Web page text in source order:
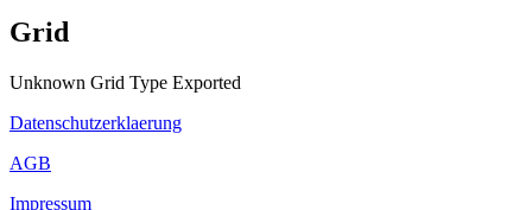
Grid
Unknown Grid Type Exported
Datenschutzerklaerung
AGB
Impressum